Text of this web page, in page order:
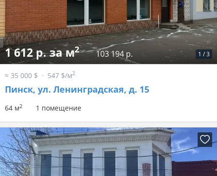
1 /3
1 612 р. за м2 103 194 р.
≈ 35 000 $ 547 $/м2
Пинск, ул. Ленинградская, д. 15
64 м2 1 помещение